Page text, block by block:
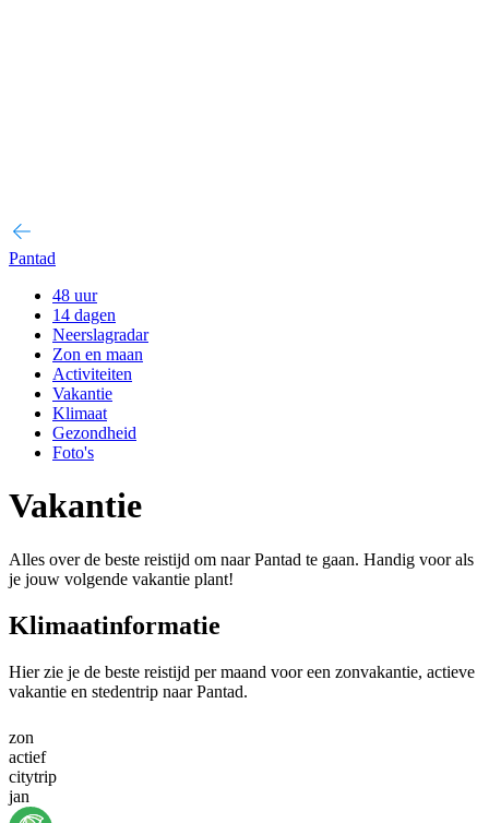
Pantad
48 uur
14 dagen
Neerslagradar
Zon en maan
Activiteiten
Vakantie
Klimaat
Gezondheid
Foto's
Vakantie
Alles over de beste reistijd om naar Pantad te gaan. Handig voor als
je jouw volgende vakantie plant!
Klimaatinformatie
Hier zie je de beste reistijd per maand voor een zonvakantie, actieve
vakantie en stedentrip naar Pantad.
zon
actief
citytrip
jan